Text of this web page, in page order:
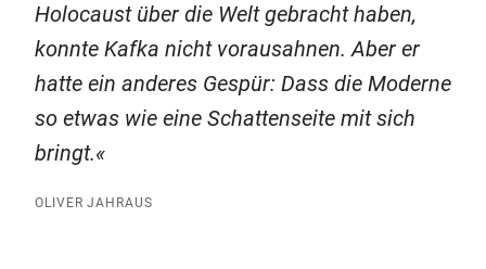
Holocaust über die Welt gebracht haben,
konnte Kafka nicht vorausahnen. Aber er
hatte ein anderes Gespür: Dass die Moderne
so etwas wie eine Schattenseite mit sich
bringt.
OLIVER JAHRAUS